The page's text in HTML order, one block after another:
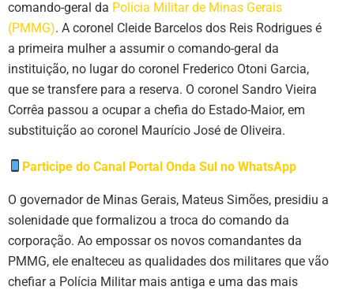
comando-geral da Polícia Militar de Minas Gerais
(PMMG). A coronel Cleide Barcelos dos Reis Rodrigues é
a primeira mulher a assumir o comando-geral da
instituição, no lugar do coronel Frederico Otoni Garcia,
que se transfere para a reserva. O coronel Sandro Vieira
Corrêa passou a ocupar a chefia do Estado-Maior, em
substituição ao coronel Maurício José de Oliveira.
Participe do Canal Portal Onda Sul no WhatsApp
O governador de Minas Gerais, Mateus Simões, presidiu a
solenidade que formalizou a troca do comando da
corporação. Ao empossar os novos comandantes da
PMMG, ele enalteceu as qualidades dos militares que vão
chefiar a Polícia Militar mais antiga e uma das mais